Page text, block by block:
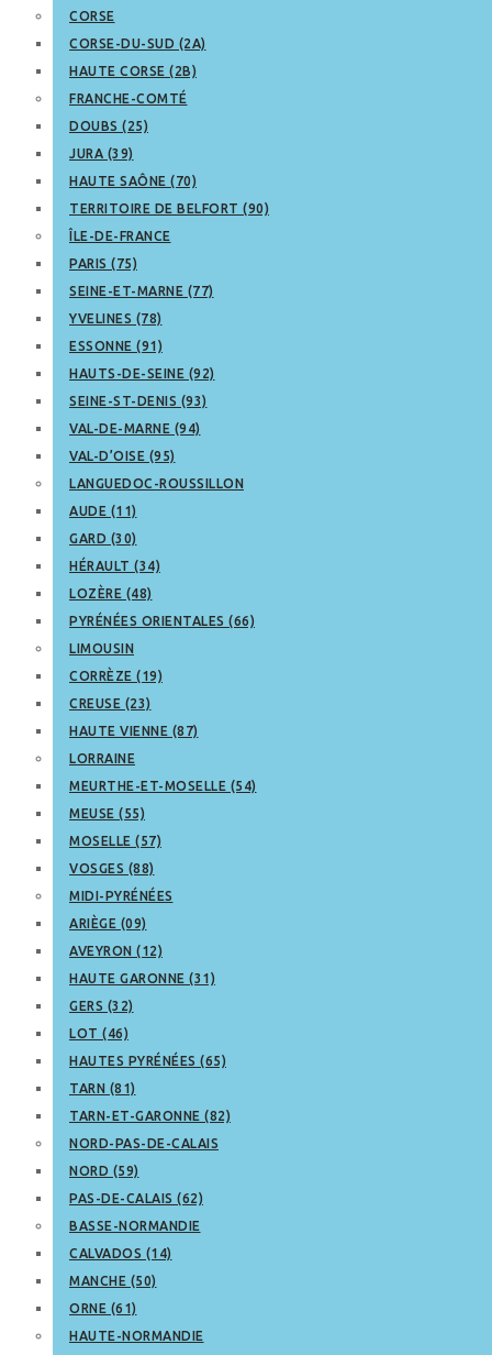
CORSE
CORSE-DU-SUD (2A)
HAUTE CORSE (2B)
FRANCHE-COMTÉ
DOUBS (25)
JURA (39)
HAUTE SAÔNE (70)
TERRITOIRE DE BELFORT (90)
ÎLE-DE-FRANCE
PARIS (75)
SEINE-ET-MARNE (77)
YVELINES (78)
ESSONNE (91)
HAUTS-DE-SEINE (92)
SEINE-ST-DENIS (93)
VAL-DE-MARNE (94)
VAL-D’OISE (95)
LANGUEDOC-ROUSSILLON
AUDE (11)
GARD (30)
HÉRAULT (34)
LOZÈRE (48)
PYRÉNÉES ORIENTALES (66)
LIMOUSIN
CORRÈZE (19)
CREUSE (23)
HAUTE VIENNE (87)
LORRAINE
MEURTHE-ET-MOSELLE (54)
MEUSE (55)
MOSELLE (57)
VOSGES (88)
MIDI-PYRÉNÉES
ARIÈGE (09)
AVEYRON (12)
HAUTE GARONNE (31)
GERS (32)
LOT (46)
HAUTES PYRÉNÉES (65)
TARN (81)
TARN-ET-GARONNE (82)
NORD-PAS-DE-CALAIS
NORD (59)
PAS-DE-CALAIS (62)
BASSE-NORMANDIE
CALVADOS (14)
MANCHE (50)
ORNE (61)
HAUTE-NORMANDIE